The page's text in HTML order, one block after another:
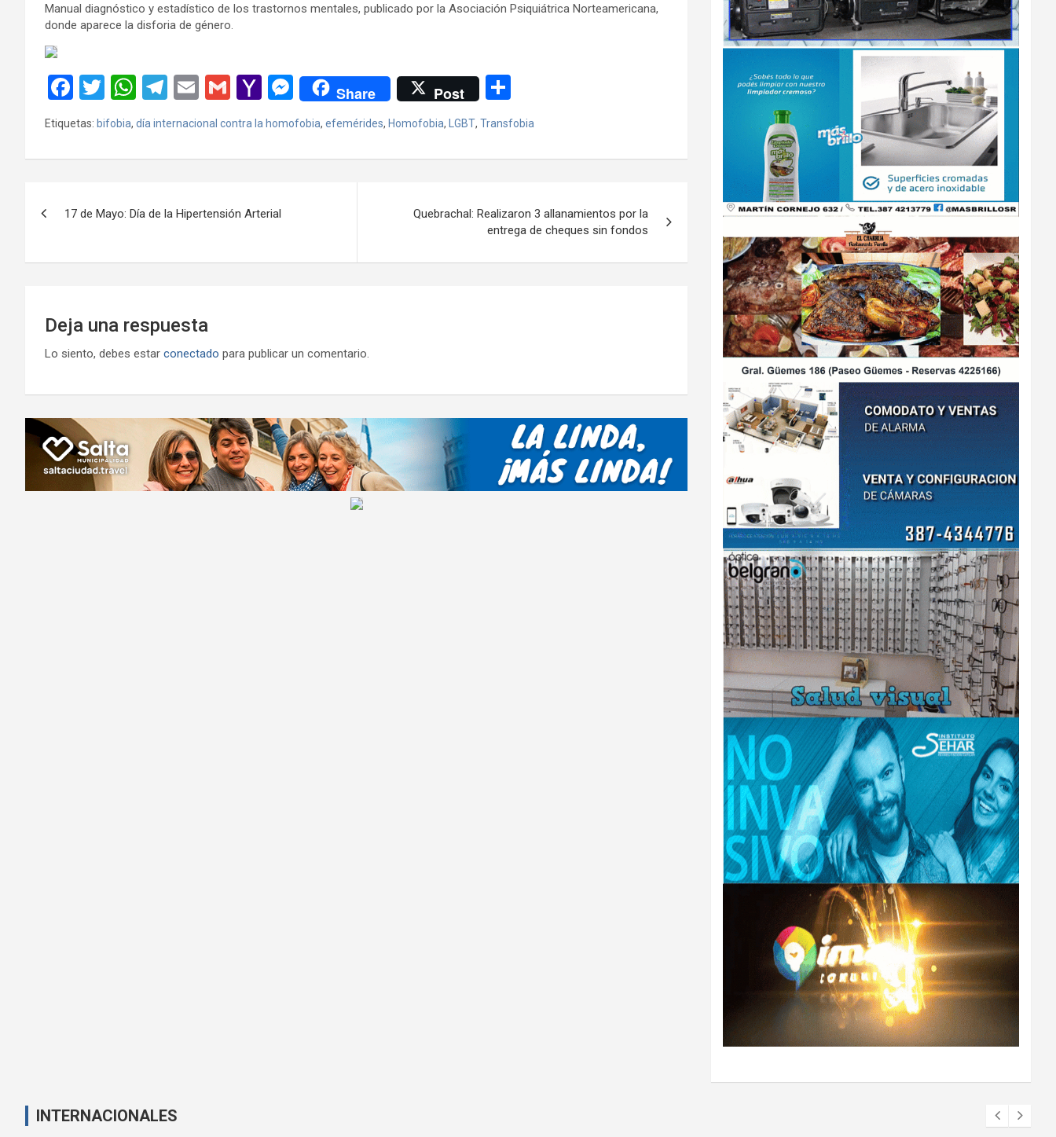
Manual diagnóstico y estadístico de los trastornos mentales, publicado por la Asociación Psiquiátrica Norteamericana,
donde aparece la disforia de género.
F
a
ce
b
o
T
wi
tt
er
W
h
at
s
p
T
e
gr
m
E
m
ail
G
m
ail
Y
a
h
o
M
M
es
se
n
Share Post
o
m
p
tir
Etiquetas: bifobia, día internacional contra la homofobia, efemérides, Homofobia, LGBT, Transfobia
entradas
17 de Mayo: Día de la Hipertensión Arterial
Quebrachal: Realizaron 3 allanamientos por la
entrega de cheques sin fondos
Deja una respuesta
Lo siento, debes estar conectado para publicar un comentario.
INTERNACIONALES